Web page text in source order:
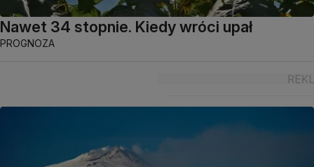
Nawet 34 stopnie. Kiedy wróci upał
PROGNOZA